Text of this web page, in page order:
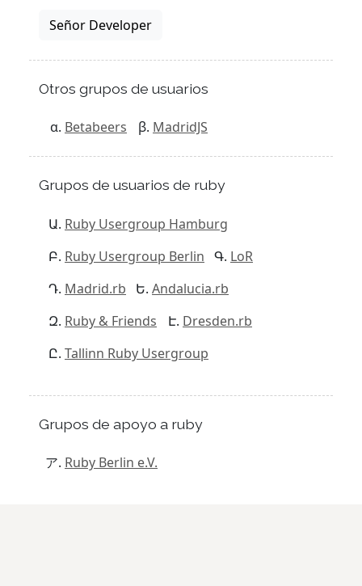
Señor Developer
Otros grupos de usuarios
Betabeers MadridJS
Grupos de usuarios de ruby
Ruby Usergroup Hamburg
Ruby Usergroup Berlin
LoR
Madrid.rb
Andalucia.rb
Ruby & Friends
Dresden.rb
Tallinn Ruby Usergroup
Grupos de apoyo a ruby
Ruby Berlin e.V.